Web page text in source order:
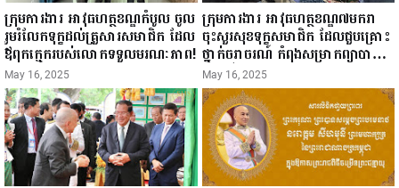
ក្រុមការងារ អាវុធហត្ថខណ្ឌកំបូល ចូល
រួមរំលែកទុក្ខដល់គ្រួសារសមាជិក ដែល
ឪពុកក្មេករបស់លោកទទួលមរណៈភាព!
May 16, 2025
ក្រុមការងារ អាវុធហត្ថខណ្ឌ៧មករា
ចុះសួរសុខទុក្ខសមាជិក ដែលជួបគ្រោះ
ថ្នាក់ចរាចរណ៍ កំពុងសម្រាកព្យាបាល
នៅមន្ទីរពេទ្យ!
May 16, 2025